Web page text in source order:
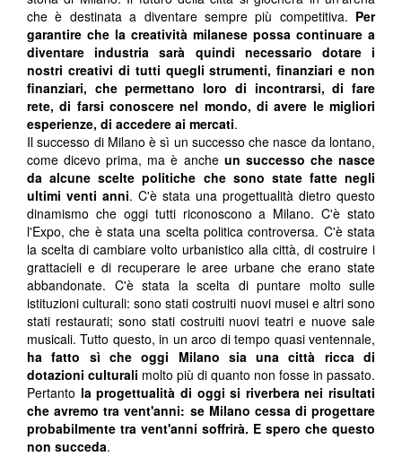
che è destinata a diventare sempre più competitiva. Per
garantire che la creatività milanese possa continuare a
diventare industria sarà quindi necessario dotare i
nostri creativi di tutti quegli strumenti, finanziari e non
finanziari, che permettano loro di incontrarsi, di fare
rete, di farsi conoscere nel mondo, di avere le migliori
esperienze, di accedere ai mercati.
Il successo di Milano è sì un successo che nasce da lontano,
come dicevo prima, ma è anche un successo che nasce
da alcune scelte politiche che sono state fatte negli
ultimi venti anni. C'è stata una progettualità dietro questo
dinamismo che oggi tutti riconoscono a Milano. C'è stato
l'Expo, che è stata una scelta politica controversa. C'è stata
la scelta di cambiare volto urbanistico alla città, di costruire i
grattacieli e di recuperare le aree urbane che erano state
abbandonate. C'è stata la scelta di puntare molto sulle
istituzioni culturali: sono stati costruiti nuovi musei e altri sono
stati restaurati; sono stati costruiti nuovi teatri e nuove sale
musicali. Tutto questo, in un arco di tempo quasi ventennale,
ha fatto sì che oggi Milano sia una città ricca di
dotazioni culturali molto più di quanto non fosse in passato.
Pertanto la progettualità di oggi si riverbera nei risultati
che avremo tra vent'anni: se Milano cessa di progettare
probabilmente tra vent'anni soffrirà. E spero che questo
non succeda.